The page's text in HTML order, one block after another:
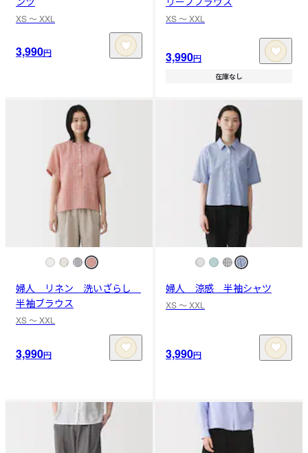
XS 〜 XXL
3,990円
XS 〜 XXL
3,990円
在庫なし
婦人 リネン 洗いざらし
半袖ブラウス
XS 〜 XXL
3,990円
婦人 涼感 半袖シャツ
XS 〜 XXL
3,990円